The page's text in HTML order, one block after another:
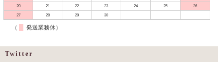
20
21 22 23 24 25
26
27
28 29 30
（ 発送業務休）
Twitter